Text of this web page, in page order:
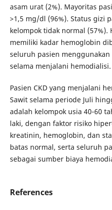
asam urat (2%). Mayoritas
>1,5 mg/dl (96%). Status gizi
kelompok tidak normal
memiliki kadar hemoglobin
seluruh pasien menggunakan
selama menjalani hemodialisi.
Pasien CKD yang menjalani
Sawit selama periode Juli
adalah kelompok usia 40-60
laki, dengan faktor risiko
kreatinin, hemoglobin, dan
batas normal, serta seluruh
sebagai sumber biaya
References